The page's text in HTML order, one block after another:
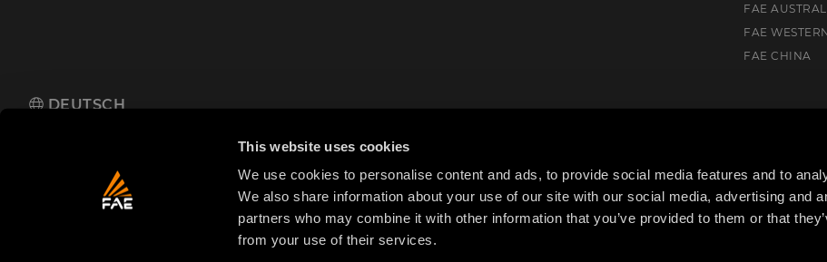
This website uses cookies
We use cookies to personalise content and ads, to provide social media features and to
We also share information about your use of our site with our social media, advertising and
partners who may combine it with other information that you’ve provided to them or that
from your use of their services.
FAE
FAE
FAE CHINA
DEUTSCH
Poststraße 2, 14542 Werder/OT Glindow, Deutschland